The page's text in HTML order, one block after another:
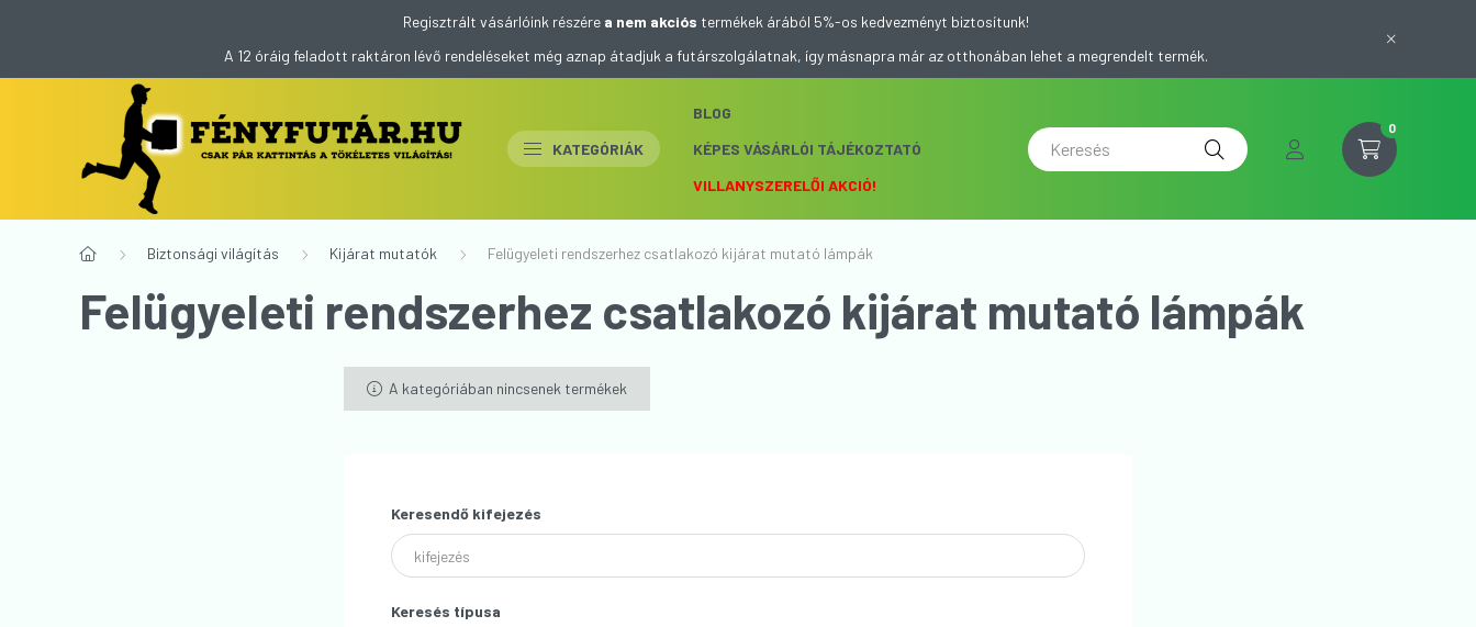
Regisztrált vásárlóink részére a nem akciós termékek árából 5%-os kedvezményt biztosítunk!
A 12 óráig feladott raktáron lévő rendeléseket még aznap átadjuk a futárszolgálatnak, így másnapra már az otthonában lehet a megrendelt termék.
KATEGÓRIÁK
BLOG
KÉPES VÁSÁRLÓI TÁJÉKOZTATÓ
VILLANYSZERELŐI AKCIÓ!
0
Biztonsági világítás Kijárat mutatók Felügyeleti rendszerhez csatlakozó kijárat mutató lámpák
Felügyeleti rendszerhez csatlakozó kijárat mutató lámpák
A kategóriában nincsenek termékek
Keresendő kifejezés
Keresés típusa